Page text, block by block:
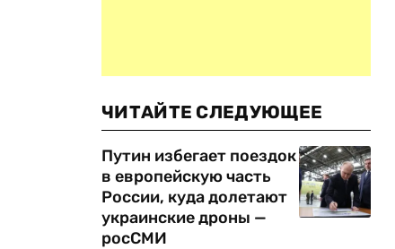
ЧИТАЙТЕ СЛЕДУЮЩЕЕ
Путин избегает поездок
в европейскую часть
России, куда долетают
украинские дроны —
росСМИ